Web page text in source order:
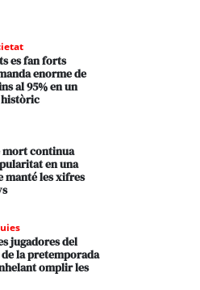
es fan forts
enorme de
al 95% en un
mort continua
en una
manté les xifres
jugadores del
la pretemporada
omplir les